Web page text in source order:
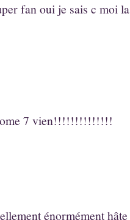
fan oui je sais c moi
tome 7 vien!!!!!!!!!!!!!!
énormément